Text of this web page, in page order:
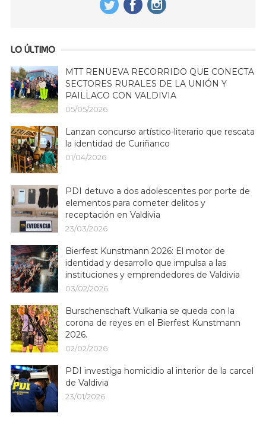
LO ÚLTIMO
MTT RENUEVA RECORRIDO QUE CONECTA
SECTORES RURALES DE LA UNIÓN Y
PAILLACO CON VALDIVIA
05/05/2026
Lanzan concurso artístico-literario que rescata
la identidad de Curiñanco
01/04/2026
PDI detuvo a dos adolescentes por porte de
elementos para cometer delitos y
receptación en Valdivia
23/03/2026
Bierfest Kunstmann 2026: El motor de
identidad y desarrollo que impulsa a las
instituciones y emprendedores de Valdivia
03/02/2026
Burschenschaft Vulkania se queda con la
corona de reyes en el Bierfest Kunstmann
2026.
02/02/2026
PDI investiga homicidio al interior de la carcel
de Valdivia
23/01/2026